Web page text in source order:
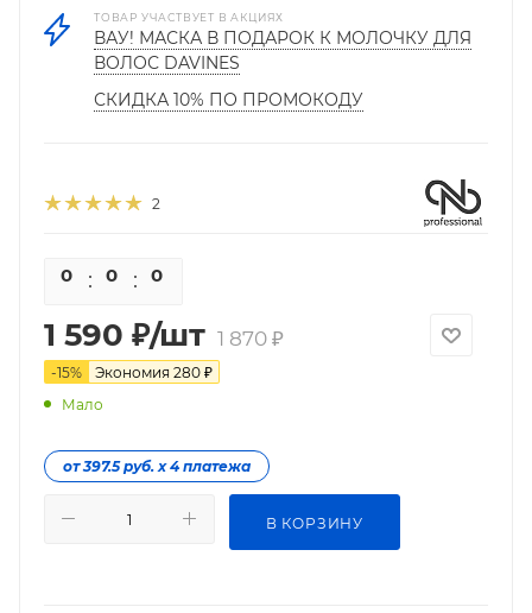
ТОВАР УЧАСТВУЕТ В АКЦИЯХ
ВАУ! МАСКА В ПОДАРОК К МОЛОЧКУ ДЛЯ
ВОЛОС DAVINES
СКИДКА 10% ПО ПРОМОКОДУ
2
0 0 0
1 590 ₽/шт 1 870₽
-15% Экономия 280 ₽
Мало
от 397.5 руб. х 4 платежа
В КОРЗИНУ